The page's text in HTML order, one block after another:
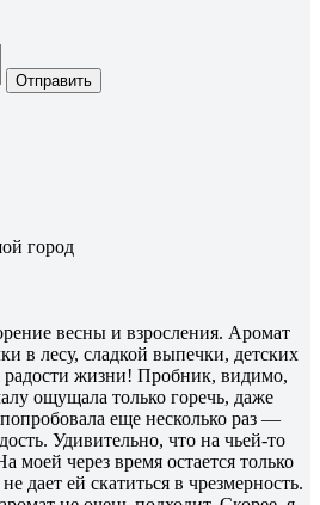
Отправить
город
весны и взросления. Аромат
в лесу, сладкой выпечки, детских
радости жизни! Пробник, видимо,
ощущала только горечь, даже
еще несколько раз —
Удивительно, что на чьей-то
моей через время остается только
дает ей скатиться в чрезмерность.